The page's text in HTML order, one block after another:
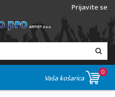
Prijavite se
Vaša košarica
0